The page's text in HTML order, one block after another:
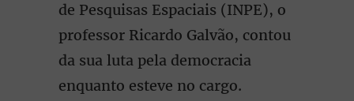
de Pesquisas Espaciais (INPE), o
professor Ricardo Galvão, contou
da sua luta pela democracia
enquanto esteve no cargo.